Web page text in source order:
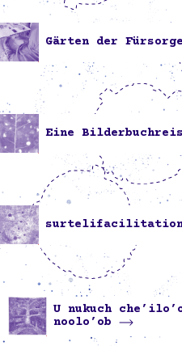
Gärten der Fürsorge
Eine
U nukuch
noolo’ob